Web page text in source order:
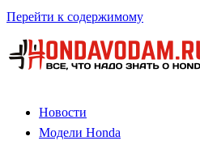
Перейти к содержимому
Новости
Модели Honda